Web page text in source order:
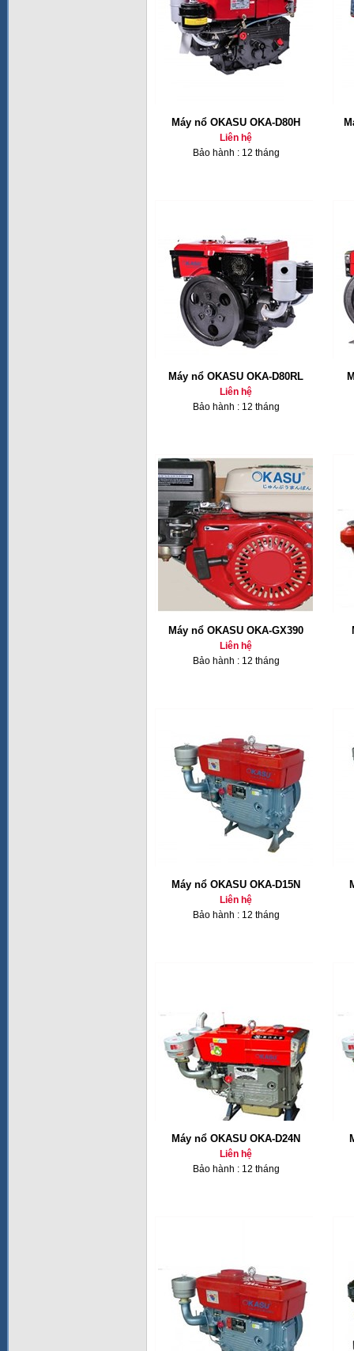
Máy nổ OKASU OKA-D80H
Liên hệ
Bảo hành : 12 tháng
Máy nổ OKASU OKA-D80RL
Liên hệ
Bảo hành : 12 tháng
Máy nổ OKASU OKA-GX390
Liên hệ
Bảo hành : 12 tháng
Máy nổ OKASU OKA-D15N
Liên hệ
Bảo hành : 12 tháng
Máy nổ OKASU OKA-D24N
Liên hệ
Bảo hành : 12 tháng